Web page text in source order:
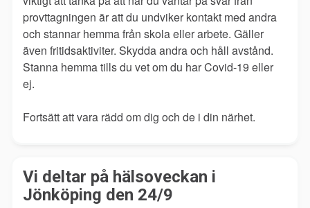
provttagningen är att du undviker kontakt med andra
och stannar hemma från skola eller arbete. Gäller
även fritidsaktiviter. Skydda andra och håll avstånd.
Stanna hemma tills du vet om du har Covid-19 eller
ej.
Fortsätt att vara rädd om dig och de i din närhet.
Vi deltar på hälsoveckan i
Jönköping den 24/9